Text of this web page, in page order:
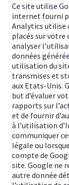
Ce site utilise
internet fourni
Analytics utilise
placés sur
analyser
données
utilisation du
transmises et
aux Etats-Unis.
but d’évaluer
rapports sur
et de fournir
à l’utilisation
communiquer
légale ou
compte de
site. Google ne
autre donnée